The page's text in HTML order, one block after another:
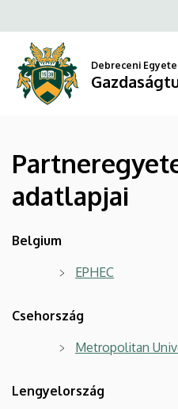
adatlapjai
a
tartalomra
Debreceni
adatlapjai
Belgium
EPHEC
Csehország
Metropolitan
Lengyelország